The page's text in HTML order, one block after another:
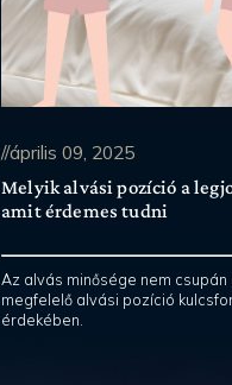
//április 09, 2025
Melyik alvási pozíció a
amit érdemes tudni
Az alvás minősége nem
megfelelő alvási pozíció
érdekében.